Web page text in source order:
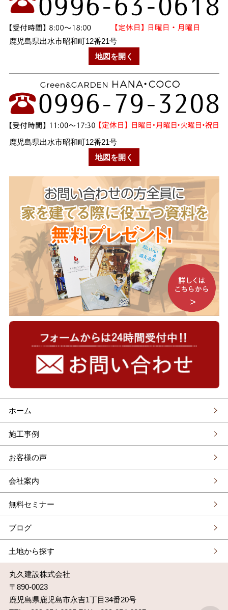
鹿児島県出水市昭和町12番21号
地図を開く
鹿児島県出水市昭和町12番21号
地図を開く
ホーム
施工事例
お客様の声
会社案内
無料セミナー
ブログ
土地から探す
丸久建設株式会社
〒890-0023
鹿児島県鹿児島市永吉1丁目34番20号